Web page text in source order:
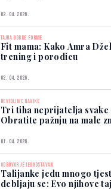
02. 04. 2026.
TAJNA DOBRE FORME
Fit mama: Kako Amra
trening i porodicu
02. 04. 2026.
NEVIDLJIVE NAVIKE
Tri tiha neprijatelja svake
Obratite pažnju na male
01. 04. 2026.
ODGOVOR JE JEDNOSTAVAN
Talijanke jedu mnogo
debljaju se: Evo njihove